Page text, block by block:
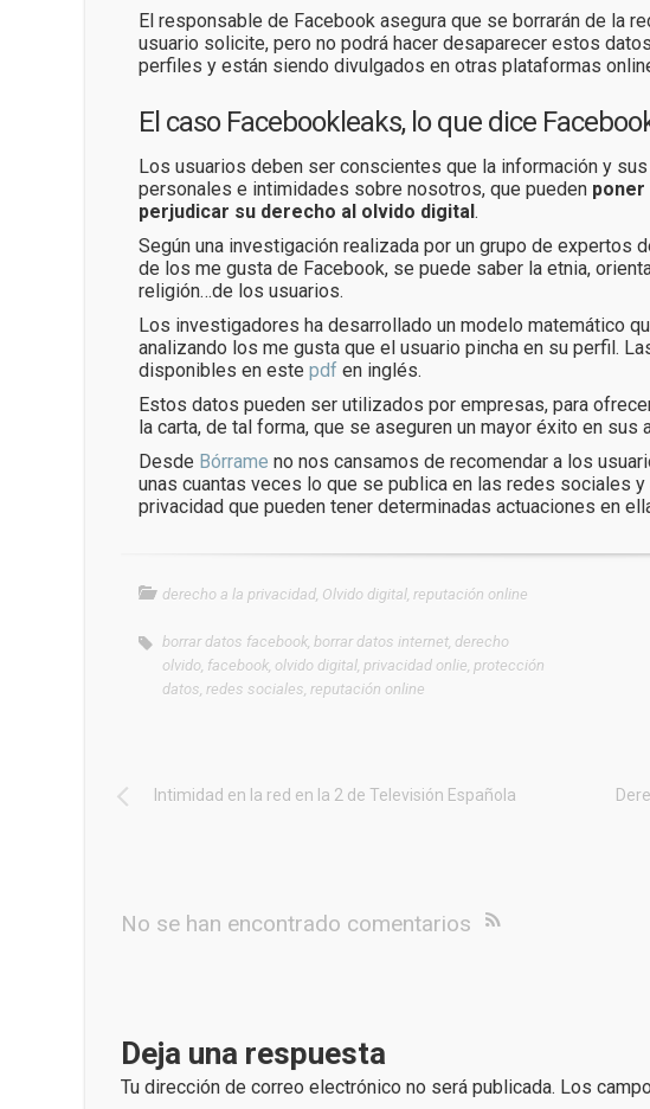
El responsable de Facebook asegura que se borrarán de la
usuario solicite, pero no podrá hacer desaparecer estos
perfiles y están siendo divulgados en otras plataformas
El caso Facebookleaks, lo que dice
Los usuarios deben ser conscientes que la información y
personales e intimidades sobre nosotros, que pueden poner
perjudicar su derecho al olvido digital .
Según una investigación realizada por un grupo de expertos
de los me gusta de Facebook, se puede saber la etnia,
religión…de los usuarios.
Los investigadores ha desarrollado un modelo matemático
analizando los me gusta que el usuario pincha en su perfil.
disponibles en este pdf en inglés.
Estos datos pueden ser utilizados por empresas, para
la carta, de tal forma, que se aseguren un mayor éxito en sus
Desde Bórrame no nos cansamos de recomendar a los
unas cuantas veces lo que se publica en las redes sociales
privacidad que pueden tener determinadas actuaciones en
derecho a la privacidad, Olvido digital, reputación online
borrar datos facebook, borrar datos internet, derecho
olvido, facebook, olvido digital, privacidad onlie, protección
datos, redes sociales, reputación online
Intimidad en la red en la 2 de Televisión Española
No se han encontrado comentarios
Deja una respuesta
Tu dirección de correo electrónico no será publicada. Los